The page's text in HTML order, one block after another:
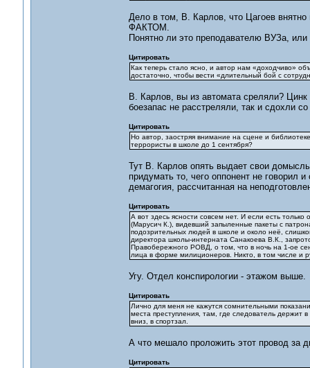
Дело в том, В. Карлов, что Цагоев
ФАКТОМ.
Понятно ли это преподавателю ВУЗа, или
Цитировать
Как теперь стало ясно, и автор нам «доходчиво»
достаточно, чтобы вести «длительный бой с
В. Карлов, вы из автомата среляли?
боезапас не расстреляли, так и сдохли
Цитировать
Но автор, заостряя внимание на сцене и
террористы в школе до 1 сентября?
Тут В. Карлов опять выдает свои
придумать то, чего оппонент не говорил
демагогия, рассчитанная на
Цитировать
А вот здесь ясности совсем нет. И если есть
(Марусич К.), видевший запыленные пакеты с
подозрительных людей в школе и около неё,
директора школы-интерната Санакоева В.К.,
Правобережного РОВД, о том, что в ночь на 1-ое
лица в форме милиционеров. Никто, в том числе и
Угу. Отдел конспирологии - этажом выше.
Цитировать
Лично для меня не кажутся сомнительными
места преступления, там, где следователь держит
вниз, в спортзал.
А что мешало проложить этот провод за
Цитировать